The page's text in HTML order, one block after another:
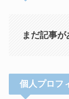
まだ記事が
個人プロフ